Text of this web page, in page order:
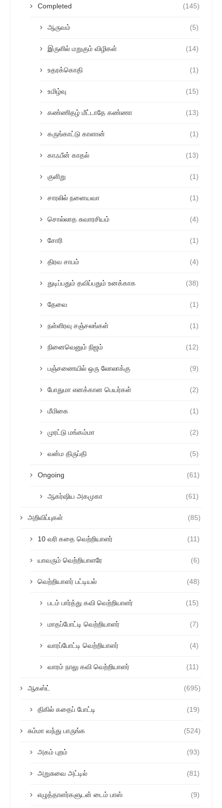
Completed (145)
ஆருவம் (5)
இருளில் மறுகும் விழிகள் (14)
உதரக்கொதி (1)
உமிழ்வு (15)
கண்ணிதழ் மீட்டாதே கண்ணா (13)
கருங்காட்டு காளான் (1)
காஃபீன் காதல் (13)
குளிறு (1)
சாரலில் நனையவா (1)
சொல்லாத சுவாரசியம் (4)
சோரி (1)
திரவ சாபம் (4)
துடிப்பதும் தவிப்பதும் உனக்காக (38)
தேவை (1)
நள்ளிரவு சஞ்சலங்கள் (1)
நினைவெனும் நிஜம் (12)
பஞ்சணையில் ஒரு லோலாக்கு (9)
போதுமா எனக்கான பெயர்கள் (2)
மீமிகை (1)
முரட்டு மங்கம்மா (2)
வன்ம திருப்தி (5)
Ongoing (61)
ஆகர்ஷிய அகமுகா (61)
அறிவிப்புகள் (85)
10 வரி கதை வெற்றியாளர் (11)
யாவரும் வெற்றியாளரே (6)
வெற்றியாளர் பட்டியல் (48)
படம் பார்த்து கவி வெற்றியாளர் (15)
மாதப்போட்டி வெற்றியாளர் (7)
வாரப்போட்டி வெற்றியாளர் (4)
வாரம் நாலு கவி வெற்றியாளர் (11)
ஆகஸ்ட் (695)
திகில் கதைப் போட்டி (19)
சும்மா வந்து பாருங்க (524)
அகம் புறம் (93)
அறுசுவை அட்டில் (81)
எழுத்தாளர்களுடன் டைம் பாஸ் (9)